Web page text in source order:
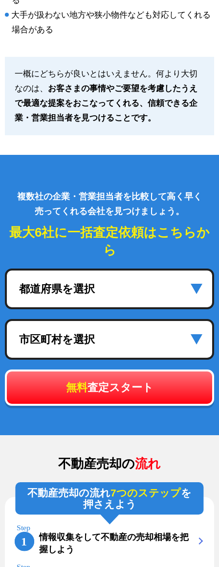
大手が扱わない地方や狭小物件なども対応してくれる
場合がある
一概にどちらが良いとはいえません。何より大切
なのは、 お客さまの事情やご要望を考慮したうえ
で最適な提案をおこなってくれる、信頼できる企
業・営業担当者を見つけることです。
複数社の企業・営業担当者を比較して高く早く
売ってくれる会社を見つけましょう。
最大6社に一括査定依頼はこちらか
ら
都道府県を選択
市区町村を選択
無料査定スタート
不動産売却の流れ
不動産売却の流れ7つのステップを
押さえよう
情報収集をして不動産の売却相場を把
握しよう